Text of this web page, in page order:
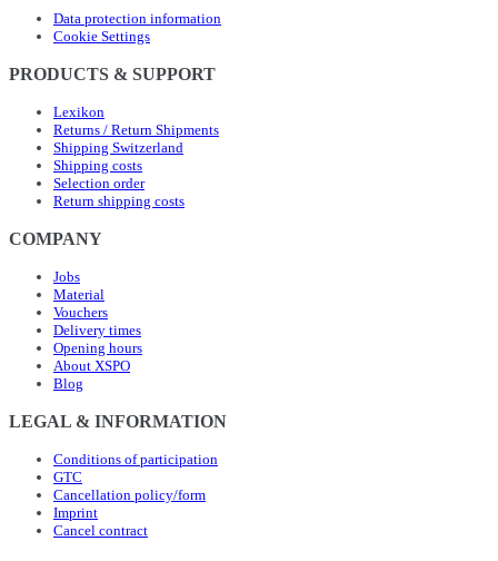
Data protection information
Cookie Settings
PRODUCTS & SUPPORT
Lexikon
Returns / Return Shipments
Shipping Switzerland
Shipping costs
Selection order
Return shipping costs
COMPANY
Jobs
Material
Vouchers
Delivery times
Opening hours
About XSPO
Blog
LEGAL & INFORMATION
Conditions of participation
GTC
Cancellation policy/form
Imprint
Cancel contract